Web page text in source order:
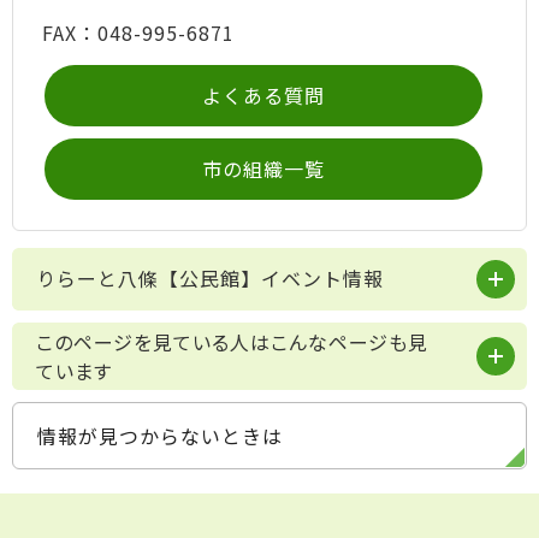
FAX：048-995-6871
よくある質問
市の組織一覧
りらーと八條【公民館】イベント情報
このページを見ている人はこんなページも見
ています
情報が見つからないときは